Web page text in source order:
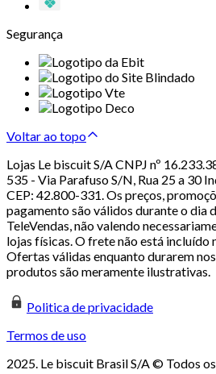
Segurança
Voltar ao topo
Lojas Le biscuit S/A CNPJ nº
535 - Via Parafuso S/N, Rua 25 a 30
CEP: 42.800-331. Os preços,
pagamento são válidos durante o dia
TeleVendas, não valendo
lojas físicas. O frete não está incluído
Ofertas válidas enquanto durarem
produtos são meramente ilustrativas.
Politica de privacidade
Termos de uso
2025. Le biscuit Brasil S/A © Todos